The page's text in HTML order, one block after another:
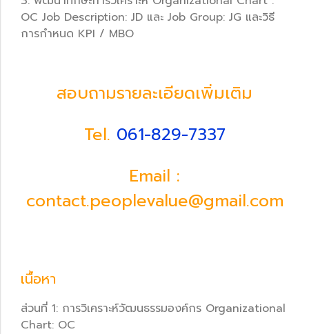
OC Job Description: JD และ Job Group: JG และวิธี
การกำหนด KPI / MBO
สอบถามรายละเอียดเพิ่มเติม
Tel. 061-829-7337
Email :
contact.peoplevalue@gmail.com
เนื้อหา
ส่วนที่ 1: การวิเคราะห์วัฒนธรรมองค์กร Organizational
Chart: OC